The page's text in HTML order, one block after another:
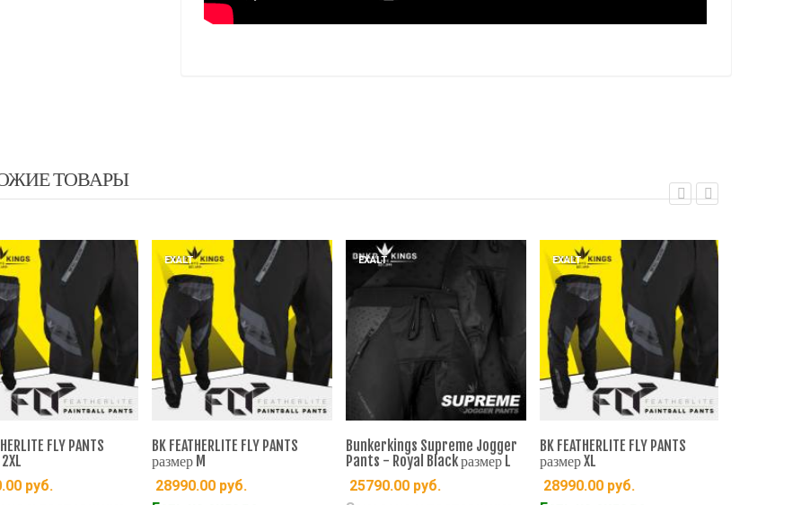
ТОВАРЫ
FLY PANTS
руб.
EXALT
BK FEATHERLITE FLY PANTS
размер M
28990.00 руб.
EXALT
Bunkerkings Supreme Jogger
Pants - Royal Black размер L
25790.00 руб.
EXALT
BK FEATHERLITE FLY PANTS
размер XL
28990.00 руб.